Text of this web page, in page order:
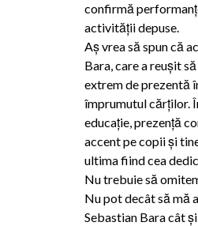
confirmă
activității depuse.
Aș vrea să spun că
Bara, care a reușit
extrem de prezentă
împrumutul cărților.
educație, prezență
accent pe copii și
ultima fiind cea
Nu trebuie să
Nu pot decât să mă
Sebastian Bara cât